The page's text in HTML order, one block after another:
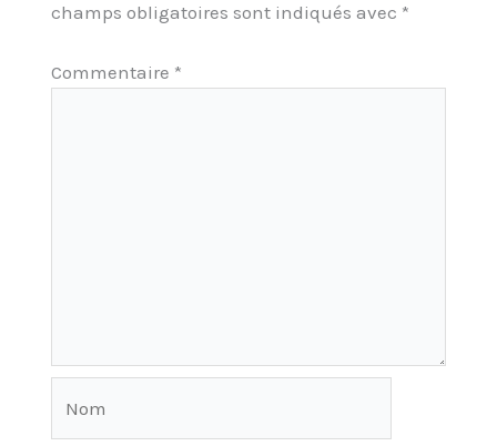
champs obligatoires sont indiqués avec *
Commentaire *